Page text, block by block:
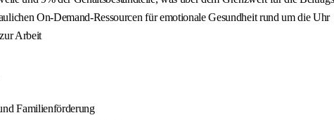
On-Demand-Ressourcen für emotionale Gesundheit rund um die Uhr
Arbeit
Familienförderung